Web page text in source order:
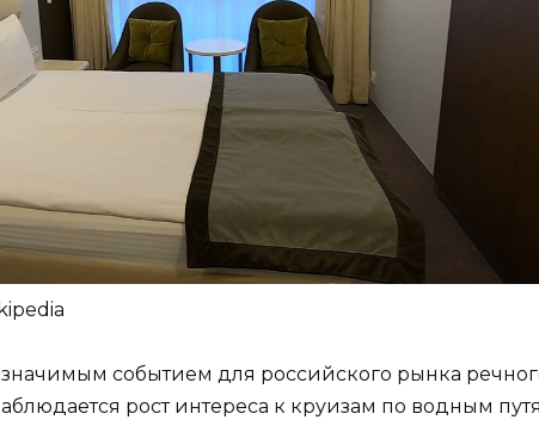
значимым событием для российского рынка
рост интереса к круизам по водным